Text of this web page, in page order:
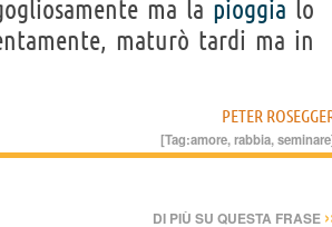
ma la pioggia lo
maturò tardi ma in
PETER
[Tag:amore,rabbia,seminare
DI PIÙ SU QUESTA FRASE